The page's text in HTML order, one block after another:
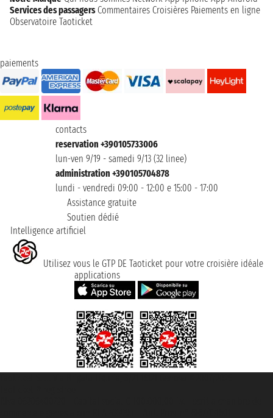
Services des passagers Commentaires Croisières Paiements en ligne
Observatoire Taoticket
paiements
contacts
reservation +390105733006
lun-ven 9/19 - samedi 9/13 (32 linee)
administration +390105704878
lundi - vendredi 09:00 - 12:00 e 15:00 - 17:00
Assistance gratuite
Soutien dédié
Intelligence artificiel
Utilisez vous le GTP DE Taoticket pour votre croisière idéale
applications